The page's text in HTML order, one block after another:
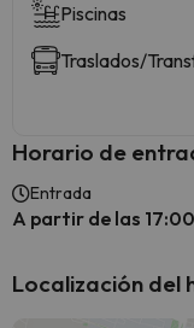
Piscinas
Traslados/
Horario de
Entrada
A partir de las 17:00
Localización del